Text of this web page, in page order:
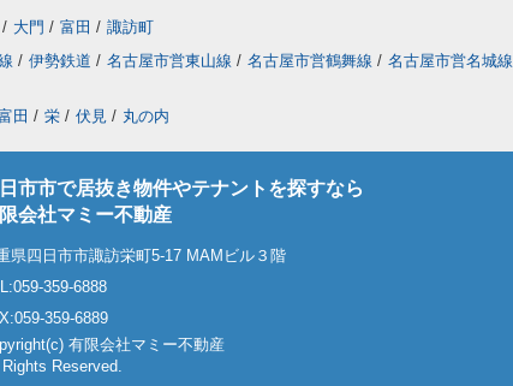
/ 大門 / 富田 / 諏訪町
/ 伊勢鉄道 / 名古屋市営東山線 / 名古屋市営鶴舞線 / 名古屋市営名城線
田 / 栄 / 伏見 / 丸の内
市市で居抜き物件やテナントを探すなら
会社マミー不動産
県四日市市諏訪栄町5-17 MAMビル３階
359-6888
359-6889
有限会社マミー不動産
Reserved.